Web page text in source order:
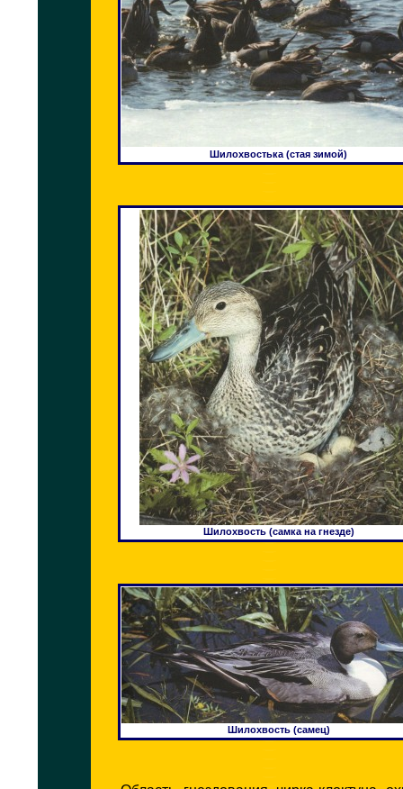
Шилохвостька (стая зимой)
Шилохвость (самка на гнезде)
Шилохвость (самец)